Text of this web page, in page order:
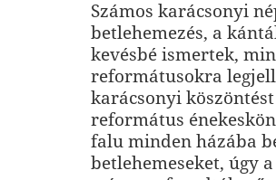
Számos karácsonyi
betlehemezés, a
kevésbé ismertek,
reformátusokra
karácsonyi
református
falu minden házába
betlehemeseket, úgy